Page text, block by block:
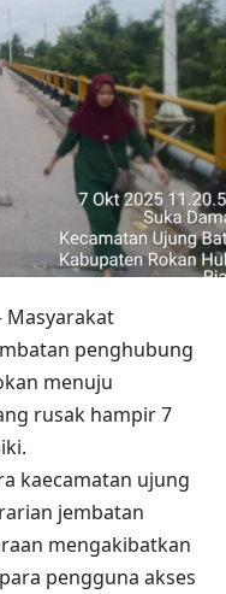
Masyarakat
penghubung
menuju
rusak hampir 7
kaecamatan ujung
jembatan
mengakibatkan
pengguna akses